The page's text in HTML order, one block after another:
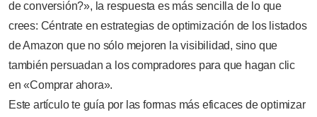
de conversión?», la respuesta es más sencilla de lo que
crees: Céntrate en estrategias de optimización de los listados
de Amazon que no sólo mejoren la visibilidad, sino que
también persuadan a los compradores para que hagan clic
en «Comprar ahora».
Este artículo te guía por las formas más eficaces de optimizar